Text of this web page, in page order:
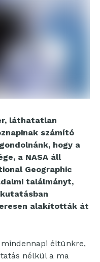
láthatatlan
számító
hogy a
a NASA áll
Geographic
találmányt,
alakították át
mindennapi éltünkre,
nélkül a ma